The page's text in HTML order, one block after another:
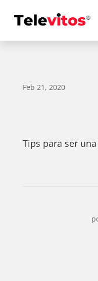
Feb 21, 2020
Tips para ser